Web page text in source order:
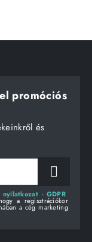
promóciós
és
- GDPR
a regisztrációkor
a cég marketing